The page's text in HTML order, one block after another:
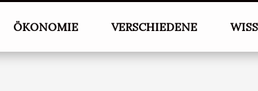
ÖKONOMIE VERSCHIEDENE